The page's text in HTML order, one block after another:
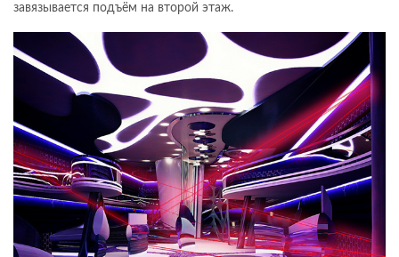
завязывается подъём на второй этаж.